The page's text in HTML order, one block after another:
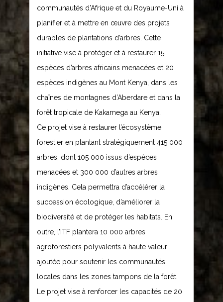
communautés d’Afrique et du Royaume-Uni à
planifier et à mettre en œuvre des projets
durables de plantations d’arbres. Cette
initiative vise à protéger et à restaurer 15
espèces d’arbres africains menacées et 20
espèces indigènes au Mont Kenya, dans les
chaînes de montagnes d’Aberdare et dans la
forêt tropicale de Kakamega au Kenya.
Ce projet vise à restaurer l’écosystème
forestier en plantant stratégiquement 415 000
arbres, dont 105 000 issus d’espèces
menacées et 300 000 d’autres arbres
indigènes. Cela permettra d’accélérer la
succession écologique, d’améliorer la
biodiversité et de protéger les habitats. En
outre, l’ITF plantera 10 000 arbres
agroforestiers polyvalents à haute valeur
ajoutée pour soutenir les communautés
locales dans les zones tampons de la forêt.
Le projet vise à renforcer les capacités de 20